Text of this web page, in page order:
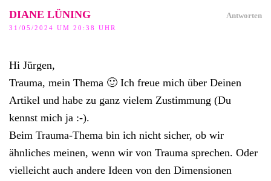
DIANE LÜNING
31/05/2024 UM 20:38 UHR
Antworten
Hi Jürgen,
Trauma, mein Thema 🙂 Ich freue mich über Deinen
Artikel und habe zu ganz vielem Zustimmung (Du
kennst mich ja :-).
Beim Trauma-Thema bin ich nicht sicher, ob wir
ähnliches meinen, wenn wir von Trauma sprechen. Oder
vielleicht auch andere Ideen von den Dimensionen